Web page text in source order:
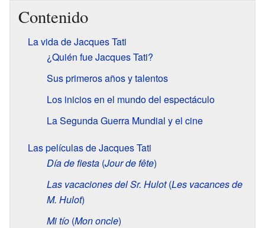
Contenido
La vida de Jacques Tati
¿Quién fue Jacques Tati?
Sus primeros años y talentos
Los inicios en el mundo del espectáculo
La Segunda Guerra Mundial y el cine
Las películas de Jacques Tati
Día de fiesta (Jour de fête)
Las vacaciones del Sr. Hulot(Les vacances de
M. Hulot)
Mi tío (Mon oncle)